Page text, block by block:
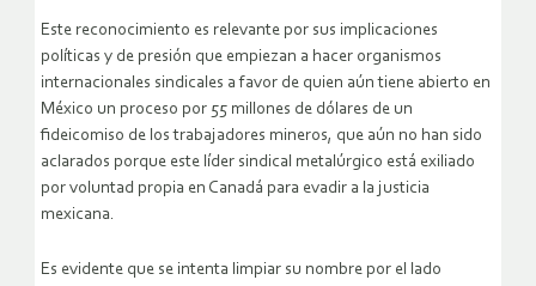
Este reconocimiento es relevante por sus implicaciones
políticas y de presión que empiezan a hacer organismos
internacionales sindicales a favor de quien aún tiene abierto en
México un proceso por 55 millones de dólares de un
fideicomiso de los trabajadores mineros, que aún no han sido
aclarados porque este líder sindical metalúrgico está exiliado
por voluntad propia en Canadá para evadir a la justicia
mexicana.
Es evidente que se intenta limpiar su nombre por el lado